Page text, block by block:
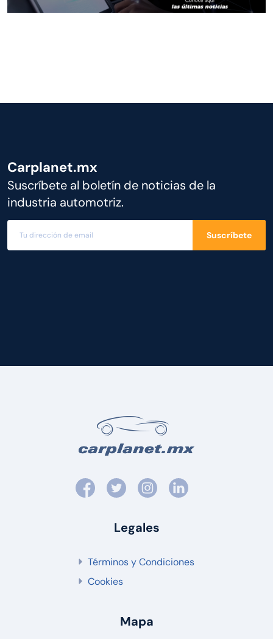
Carplanet.mx
Suscríbete al boletín de noticias de la
industria automotriz.
Suscríbete
Legales
Términos y Condiciones
Cookies
Mapa